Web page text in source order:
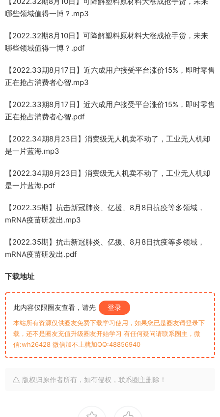
哪些领域值得一博？.mp3
【2022.32期8月10日】可降解塑料原材料大涨成抢手货，未来
哪些领域值得一博？.pdf
【2022.33期8月17日】近六成用户接受平台涨价15%，即时零售
正在抢占消费者心智.mp3
【2022.33期8月17日】近六成用户接受平台涨价15%，即时零售
正在抢占消费者心智.pdf
【2022.34期8月23日】消费级无人机卖不动了，工业无人机却
是一片蓝海.mp3
【2022.34期8月23日】消费级无人机卖不动了，工业无人机却
是一片蓝海.pdf
【2022.35期】抗击新冠肺炎、亿援、8月8日抗疫等多领域，
mRNA疫苗研发出.mp3
【2022.35期】抗击新冠肺炎、亿援、8月8日抗疫等多领域，
mRNA疫苗研发出.pdf
下载地址
此内容仅限圈友查看，请先 登录
本站所有资源仅供圈友免费下载学习使用，如果您已是圈友请登录下
载，还不是圈友充值升级圈友开始学习 有任何疑问请联系圈主，微
信:wh26428 微信加不上就加QQ:48856940
版权归原作者所有，如有侵权，联系圈主删除！